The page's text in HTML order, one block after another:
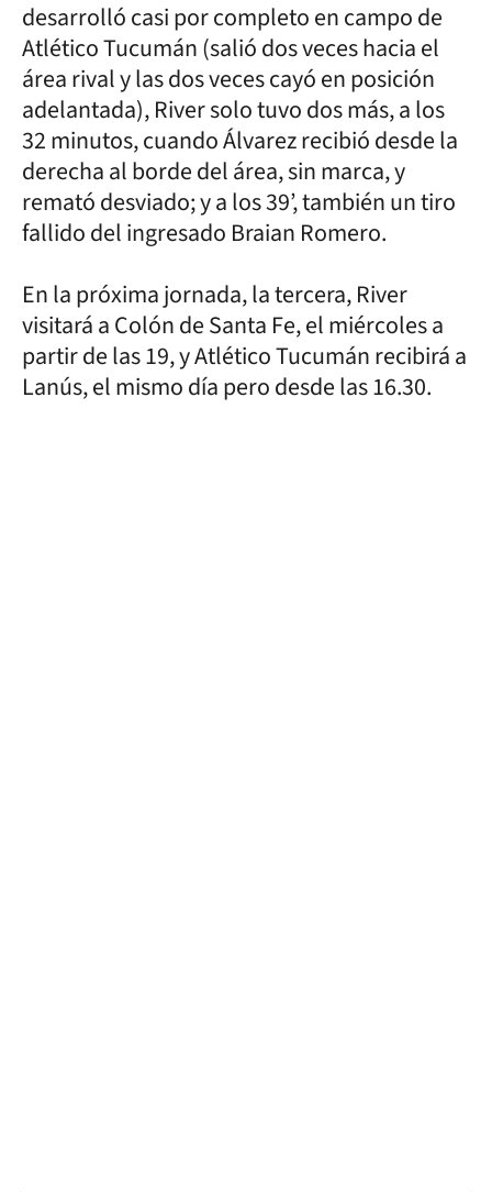
desarrolló casi por completo en campo de
Atlético Tucumán (salió dos veces hacia el
área rival y las dos veces cayó en posición
adelantada), River solo tuvo dos más, a los
32 minutos, cuando Álvarez recibió desde la
derecha al borde del área, sin marca, y
remató desviado; y a los 39’, también un tiro
fallido del ingresado Braian Romero.
En la próxima jornada, la tercera, River
visitará a Colón de Santa Fe, el miércoles a
partir de las 19, y Atlético Tucumán recibirá a
Lanús, el mismo día pero desde las 16.30.